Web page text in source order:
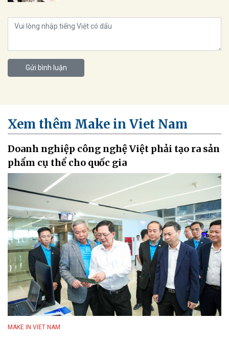
Gửi bình luận
Xem thêm Make in Viet Nam
Doanh nghiệp công nghệ Việt phải tạo ra sản
phẩm cụ thể cho quốc gia
MAKE IN VIET NAM